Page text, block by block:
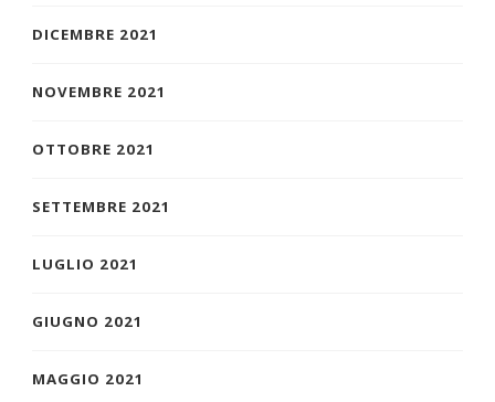
DICEMBRE 2021
NOVEMBRE 2021
OTTOBRE 2021
SETTEMBRE 2021
LUGLIO 2021
GIUGNO 2021
MAGGIO 2021